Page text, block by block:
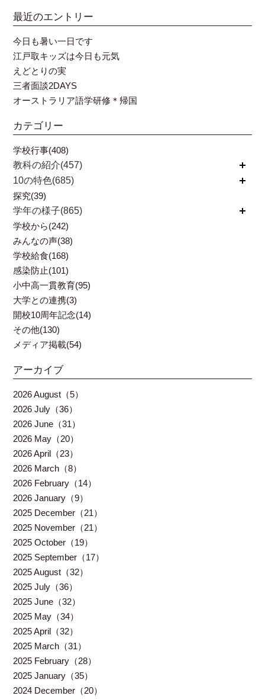
最近のエントリー
今日も暑い一日です
江戸取キッズは今日も元気
えどとりの実
三者面談2DAYS
オーストラリア語学研修＊帰国
カテゴリー
学校行事(408)
教科の紹介(457)
開く
10の特色(685)
開く
探究(39)
学年の様子(865)
開く
学校から(242)
みんなの声(38)
学校給食(168)
感染防止(101)
小中高一貫教育(95)
大学との連携(3)
開校10周年記念(14)
その他(130)
メディア掲載(54)
アーカイブ
2026 August（5）
2026 July（36）
2026 June（31）
2026 May（20）
2026 April（23）
2026 March（8）
2026 February（14）
2026 January（9）
2025 December（21）
2025 November（21）
2025 October（19）
2025 September（17）
2025 August（32）
2025 July（36）
2025 June（32）
2025 May（34）
2025 April（32）
2025 March（31）
2025 February（28）
2025 January（35）
2024 December（20）